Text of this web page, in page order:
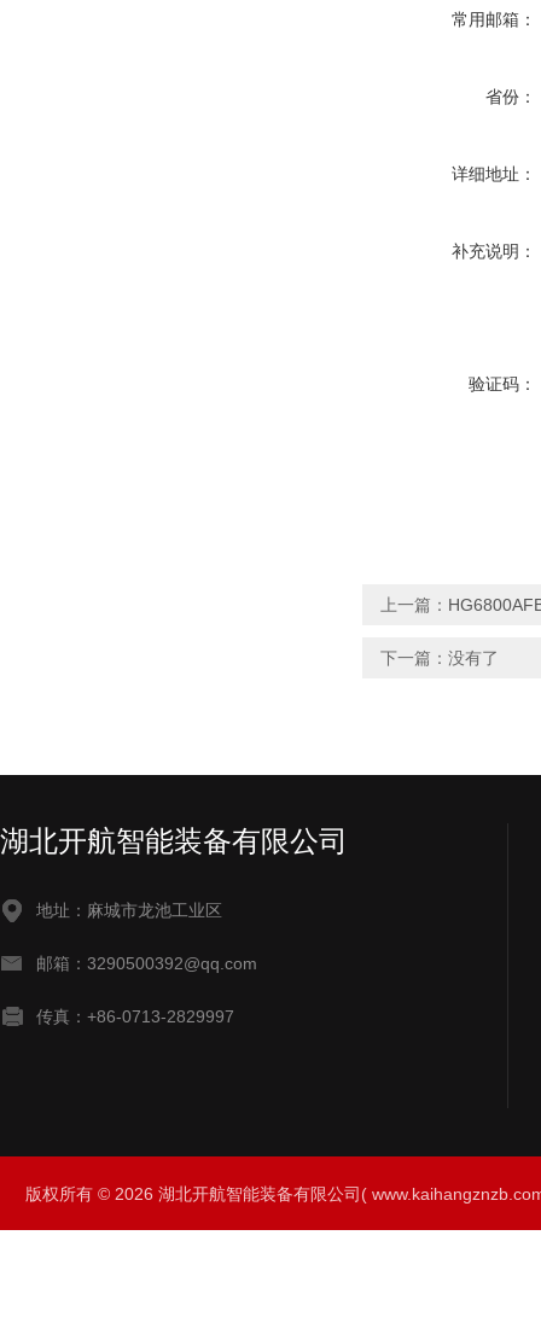
常用邮箱：
省份：
详细地址：
补充说明：
验证码：
上一篇：
下一篇：没有了
湖北开航智能装备有限公司
地址：麻城市龙池工业区
邮箱：3290500392@qq.com
传真：+86-0713-2829997
版权所有 © 2026 湖北开航智能装备有限公司(